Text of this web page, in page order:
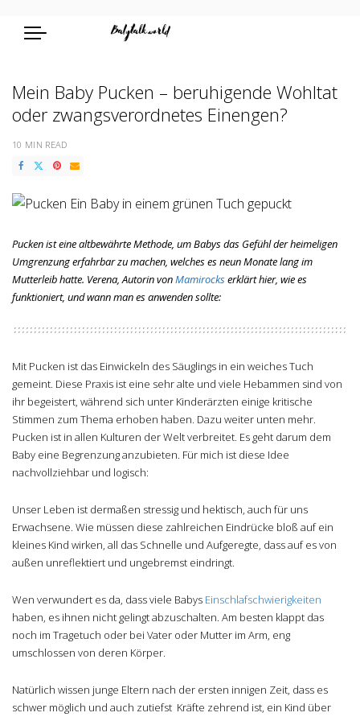
Mein Baby Pucken – beruhigende Wohltat
oder zwangsverordnetes Einengen?
10 MIN READ
Pucken ist eine altbewährte Methode, um Babys das Gefühl der heimeligen
Umgrenzung erfahrbar zu machen, welches es neun Monate lang im
Mutterleib hatte. Verena, Autorin vonMamirockserklärt hier, wie es
funktioniert, und wann man es anwenden sollte:
Mit Pucken ist das Einwickeln des Säuglings in ein weiches Tuch
gemeint. Diese Praxis ist eine sehr alte und viele Hebammen sind von
ihr begeistert, während sich unter Kinderärzten einige kritische
Stimmen zum Thema erhoben haben. Dazu weiter unten mehr.
Pucken ist in allen Kulturen der Welt verbreitet. Es geht darum dem
Baby eine Begrenzung anzubieten. Für mich ist diese Idee
nachvollziehbar und logisch:
Unser Leben ist dermaßen stressig und hektisch, auch für uns
Erwachsene. Wie müssen diese zahlreichen Eindrücke bloß auf ein
kleines Kind wirken, all das Schnelle und Aufgeregte, dass auf es von
außen unreflektiert und ungebremst eindringt.
Wen verwundert es da, dass viele Babys Einschlafschwierigkeiten
haben, es ihnen nicht gelingt abzuschalten. Am besten klappt das
noch im Tragetuch oder bei Vater oder Mutter im Arm, eng
umschlossen von deren Körper.
Natürlich wissen junge Eltern nach der ersten innigen Zeit, dass es
schwer möglich und auch zutiefst Kräfte zehrend ist, ein Kind über